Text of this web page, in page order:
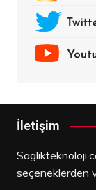
İletişim
seçeneklerden